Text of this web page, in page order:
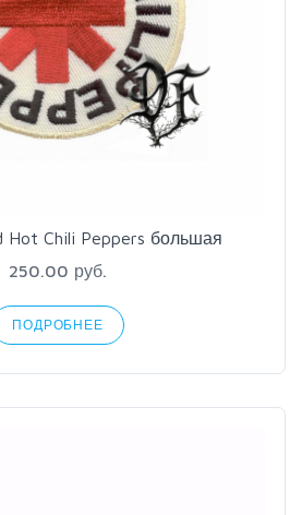
Hot Chili Peppers большая
250.00 руб.
ПОДРОБНЕЕ